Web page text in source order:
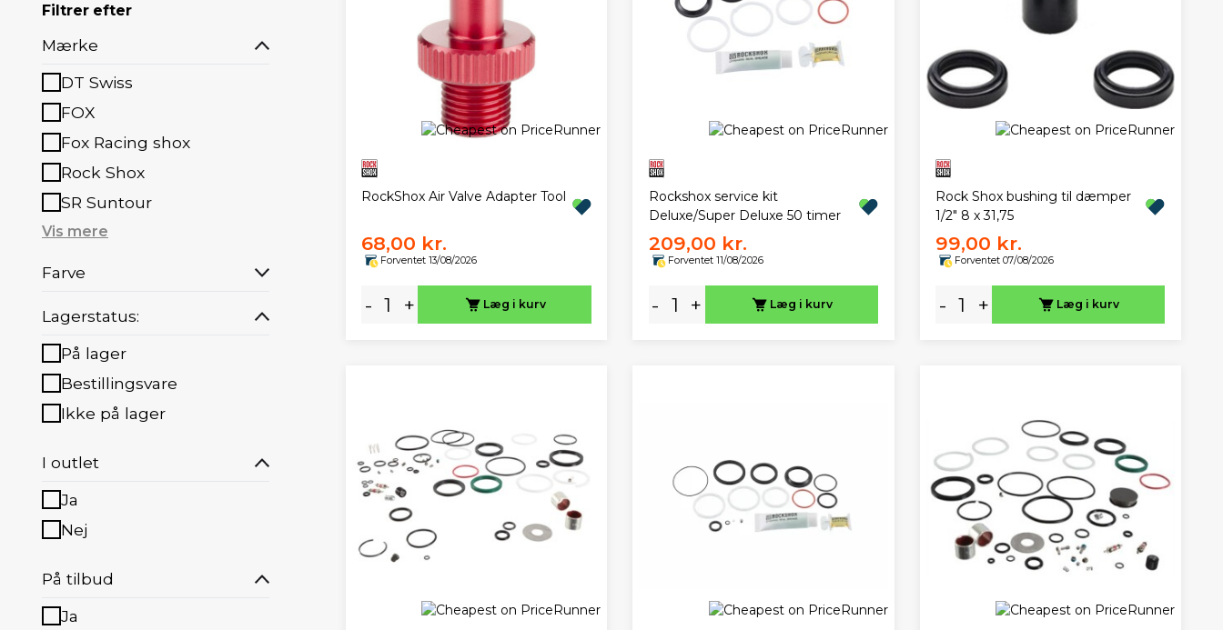
Filtrer efter
Mærke
DT Swiss
FOX
Fox Racing shox
Rock Shox
SR Suntour
Vis mere
Farve
Lagerstatus:
På lager
Bestillingsvare
Ikke på lager
I outlet
Ja
Nej
På tilbud
Ja
RockShox Air Valve Adapter Tool
68,00 kr.
Forventet 13/08/2026
- + Læg i kurv
Rockshox service kit
Deluxe/Super Deluxe 50 timer
209,00 kr.
Forventet 11/08/2026
- + Læg i kurv
Rock Shox bushing til dæmper
1/2" 8 x 31,75
99,00 kr.
Forventet 07/08/2026
- + Læg i kurv